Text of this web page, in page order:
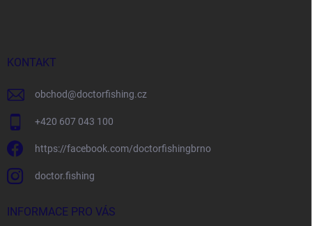
KONTAKT
obchod@doctorfishing.cz
+420 607 043 100
https://facebook.com/doctorfishingbrno
doctor.fishing
INFORMACE PRO VÁS